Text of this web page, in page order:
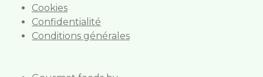
Cookies
Confidentialité
Conditions générales